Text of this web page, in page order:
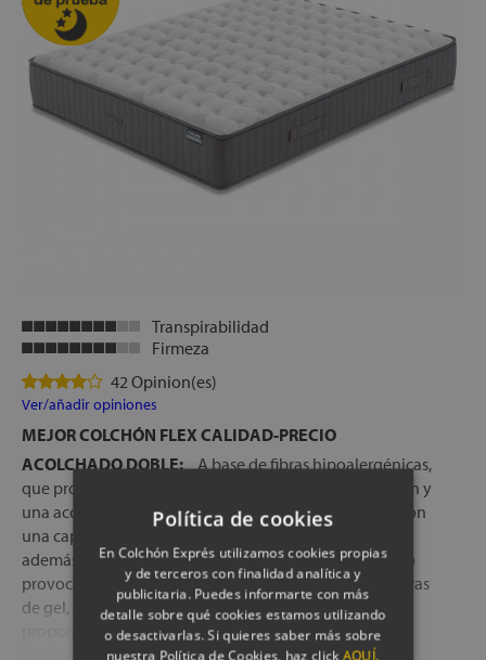
Transpirabilidad
Firmeza
42 Opinion(es)
Ver/añadir opiniones
MEJOR COLCHÓN FLEX CALIDAD-PRECIO
ACOLCHADO DOBLE: A base de fibras hipoalergénicas,
que proporcionan una gran capacidad de transpiración y
una acogida muy suave en la tumbada, combinadas con
una capa de viscoelástica con partículas de gel, que
además de crear un molde perfecto de cada cuerpo, no
provocan sensación de agobio gracias a las micro esferas
de gel, que actúan como termorreguladores,
proporcionando un descanso fresco durante toda la
Política de cookies
En Colchón Exprés utilizamos cookies propias
y de terceros con finalidad analítica y
publicitaria. Puedes informarte con más
detalle sobre qué cookies estamos utilizando
o desactivarlas. Si quieres saber más sobre
nuestra Política de Cookies, haz clickAQUÍ.